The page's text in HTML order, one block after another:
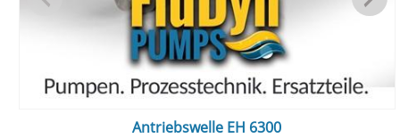
Antriebswelle EH 6300